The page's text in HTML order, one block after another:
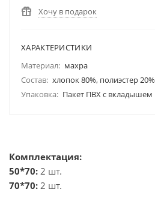
Хочу в подарок
ХАРАКТЕРИСТИКИ
Материал: махра
Состав: хлопок 80%, полиэстер 20%
Упаковка: Пакет ПВХ с вкладышем
Комплектация:
50*70: 2 шт.
70*70: 2 шт.